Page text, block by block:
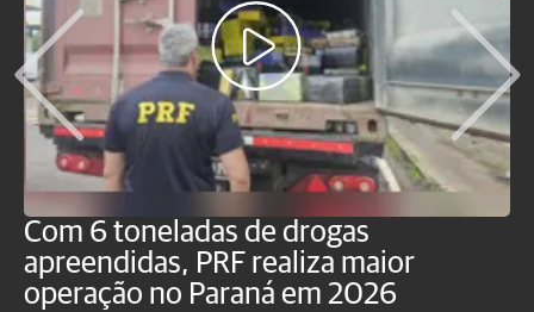
Com 6 toneladas de drogas
apreendidas, PRF realiza maior
operação no Paraná em 2026